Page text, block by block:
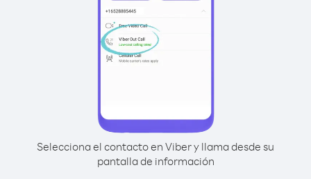
Selecciona el contacto en Viber y llama desde su
pantalla de información